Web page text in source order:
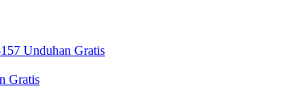
Unduhan Gratis
Gratis